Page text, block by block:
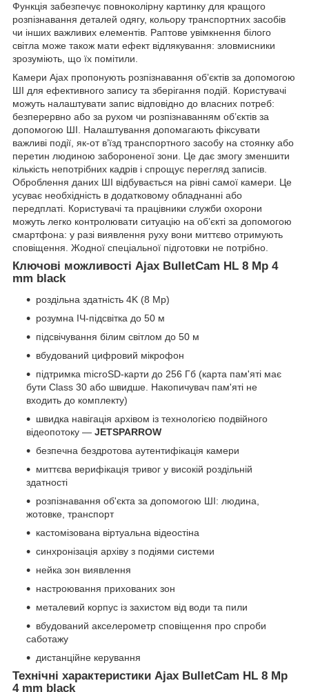
Функція забезпечує повноколірну картинку для кращого
розпізнавання деталей одягу, кольору транспортних засобів
чи інших важливих елементів. Раптове увімкнення білого
світла може також мати ефект відлякування: зловмисники
зрозуміють, що їх помітили.
Камери Ajax пропонують розпізнавання обʼєктів за допомогою
ШІ для ефективного запису та зберігання подій. Користувачі
можуть налаштувати запис відповідно до власних потреб:
безперервно або за рухом чи розпізнаванням обʼєктів за
допомогою ШІ. Налаштування допомагають фіксувати
важливі події, як-от в’їзд транспортного засобу на стоянку або
перетин людиною забороненої зони. Це дає змогу зменшити
кількість непотрібних кадрів і спрощує перегляд записів.
Оброблення даних ШІ відбувається на рівні самої камери. Це
усуває необхідність в додатковому обладнанні або
передплаті. Користувачі та працівники служби охорони
можуть легко контролювати ситуацію на обʼєкті за допомогою
смартфона: у разі виявлення руху вони миттєво отримують
сповіщення. Жодної спеціальної підготовки не потрібно.
Ключові можливості Ajax BulletCam HL 8 Mp 4
mm black
роздільна здатність 4K (8 Mp)
розумна ІЧ-підсвітка до 50 м
підсвічування білим світлом до 50 м
вбудований цифровий мікрофон
підтримка microSD-карти до 256 Гб (карта пам'яті має
бути Class 30 або швидше. Накопичувач пам'яті не
входить до комплекту)
швидка навігація архівом із технологією подвійного
відеопотоку — JETSPARROW
безпечна бездротова аутентифікація камери
миттєва верифікація тривог у високій роздільній
здатності
розпізнавання об'єкта за допомогою ШІ: людина,
жотовке, транспорт
кастомізована віртуальна відеостіна
синхронізація архіву з подіями системи
нейка зон виявлення
настроювання прихованих зон
металевий корпус із захистом від води та пили
вбудований акселерометр сповіщення про спроби
саботажу
дистанційне керування
Технічні характеристики Ajax BulletCam HL 8 Mp
4 mm black